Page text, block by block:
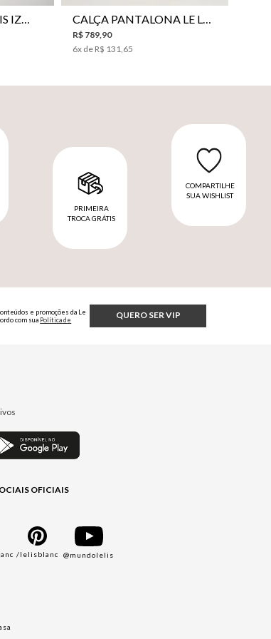
BLUSA TRICOT LE LIS IZUMI FEMININA CALÇA PANTALONA LE LIS HORI FEMININA
R$ 789,90
6x de R$ 131,65
PRIMEIRA
TROCA GRÁTIS
COMPARTILHE
SUA WISHLIST
QUERO SER VIP
e promoções da Le
com sua Política de
OFICIAIS
/lelisblanc @mundolelis